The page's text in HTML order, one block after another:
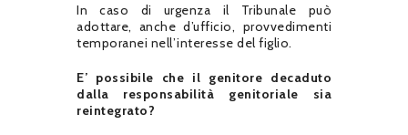
In caso di urgenza il Tribunale può
adottare, anche d’ufficio, provvedimenti
temporanei nell’interesse del figlio.
E’ possibile che il genitore decaduto
dalla responsabilità genitoriale sia
reintegrato?